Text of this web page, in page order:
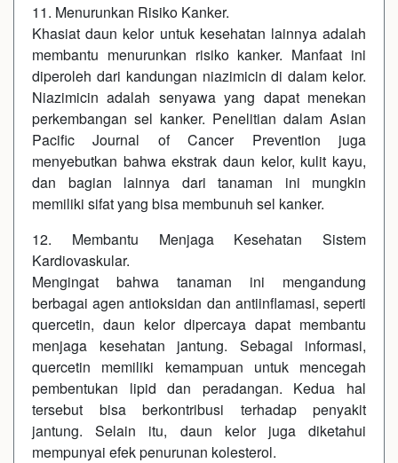
11. Menurunkan Risiko Kanker.
Khasiat daun kelor untuk kesehatan lainnya adalah
membantu menurunkan risiko kanker. Manfaat ini
diperoleh dari kandungan niazimicin di dalam kelor.
Niazimicin adalah senyawa yang dapat menekan
perkembangan sel kanker. Penelitian dalam Asian
Pacific Journal of Cancer Prevention juga
menyebutkan bahwa ekstrak daun kelor, kulit kayu,
dan bagian lainnya dari tanaman ini mungkin
memiliki sifat yang bisa membunuh sel kanker.
12. Membantu Menjaga Kesehatan Sistem
Kardiovaskular.
Mengingat bahwa tanaman ini mengandung
berbagai agen antioksidan dan antiinflamasi, seperti
quercetin, daun kelor dipercaya dapat membantu
menjaga kesehatan jantung. Sebagai informasi,
quercetin memiliki kemampuan untuk mencegah
pembentukan lipid dan peradangan. Kedua hal
tersebut bisa berkontribusi terhadap penyakit
jantung. Selain itu, daun kelor juga diketahui
mempunyai efek penurunan kolesterol.